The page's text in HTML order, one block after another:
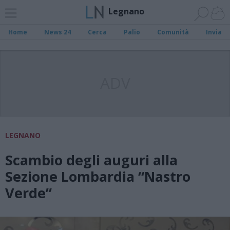
Legnano
Home News 24 Cerca Palio Comunità Invia
LEGNANO
Scambio degli auguri alla
Sezione Lombardia “Nastro
Verde”